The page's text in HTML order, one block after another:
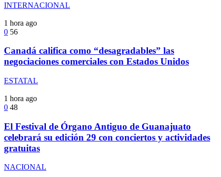
INTERNACIONAL
1 hora ago
0 56
Canadá califica como “desagradables” las
negociaciones comerciales con Estados Unidos
ESTATAL
1 hora ago
0 48
El Festival de Órgano Antiguo de Guanajuato
celebrará su edición 29 con conciertos y actividades
gratuitas
NACIONAL